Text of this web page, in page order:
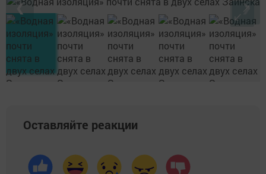
❮ ❯
Оставляйте реакции